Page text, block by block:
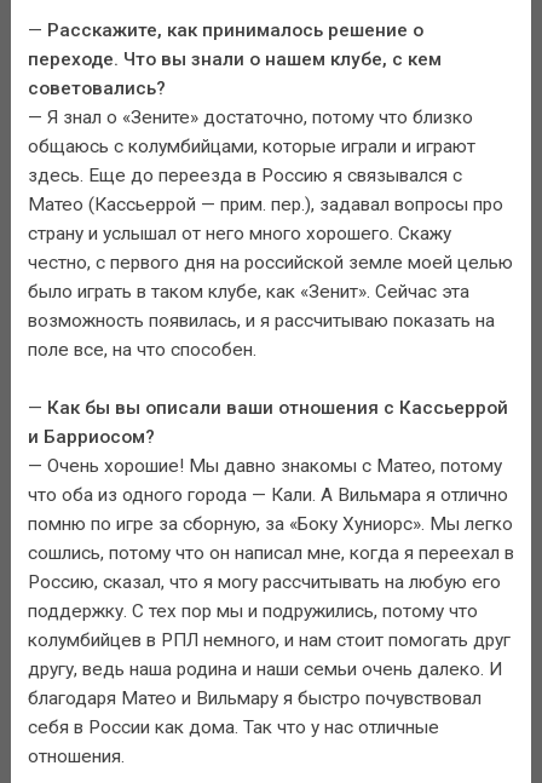
— Расскажите, как принималось решение о
переходе. Что вы знали о нашем клубе, с кем
советовались?
— Я знал о «Зените» достаточно, потому что близко
общаюсь с колумбийцами, которые играли и играют
здесь. Еще до переезда в Россию я связывался с
Матео (Кассьеррой — прим. пер.), задавал вопросы про
страну и услышал от него много хорошего. Скажу
честно, с первого дня на российской земле моей целью
было играть в таком клубе, как «Зенит». Сейчас эта
возможность появилась, и я рассчитываю показать на
поле все, на что способен.
— Как бы вы описали ваши отношения с Кассьеррой
и Барриосом?
— Очень хорошие! Мы давно знакомы с Матео, потому
что оба из одного города — Кали. А Вильмара я отлично
помню по игре за сборную, за «Боку Хуниорс». Мы легко
сошлись, потому что он написал мне, когда я переехал в
Россию, сказал, что я могу рассчитывать на любую его
поддержку. С тех пор мы и подружились, потому что
колумбийцев в РПЛ немного, и нам стоит помогать друг
другу, ведь наша родина и наши семьи очень далеко. И
благодаря Матео и Вильмару я быстро почувствовал
себя в России как дома. Так что у нас отличные
отношения.